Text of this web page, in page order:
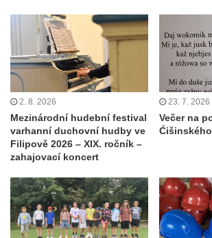
2. 8. 2026
Mezinárodní hudební festival
varhanní duchovní hudby ve
Filipově 2026 – XIX. ročník –
zahajovací koncert
23. 7. 2026
Večer na